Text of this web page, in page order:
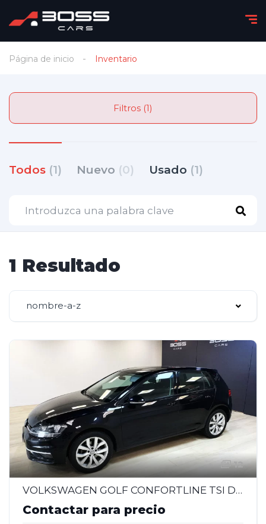
Página de inicio Inventario
Filtros (1)
Todos (1) Nuevo (0) Usado (1)
1 Resultado
nombre-a-z
12
VOLKSWAGEN GOLF CONFORTLINE TSI DSG 1.4 – 2018
Contactar para precio